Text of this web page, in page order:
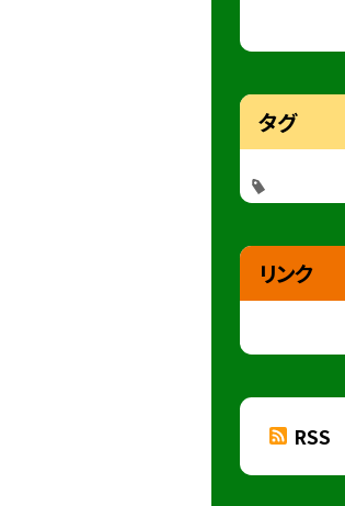
タグ
リンク
RSS